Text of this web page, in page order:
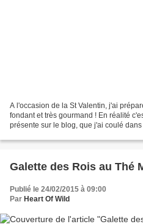
A l'occasion de la St Valentin, j'ai
fondant et très gourmand ! En réalité
présente sur le blog, que j'ai coulé
Galette des Rois au Thé
Publié le 24/02/2015 à 09:00
Par Heart Of Wild